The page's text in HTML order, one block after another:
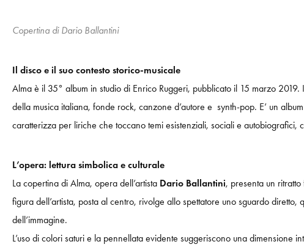
Copertina di Dario Ballantini
Il disco e il suo contesto storico-musicale
Alma è il 35° album in studio di Enrico Ruggeri, pubblicato il 15 marzo
della musica italiana, fonde rock, canzone d’autore e synth-pop. E’ un
caratterizza per liriche che toccano temi esistenziali, sociali e autobiografici,
L’opera: lettura simbolica e culturale
La copertina di Alma, opera dell’artista Dario Ballantini, presenta un
figura dell’artista, posta al centro, rivolge allo spettatore uno sguardo
dell’immagine.
L’uso di colori saturi e la pennellata evidente suggeriscono una